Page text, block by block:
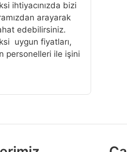
ihtiyacınızda bizi
arayarak
edebilirsiniz.
uygun fiyatları,
personelleri ile işini